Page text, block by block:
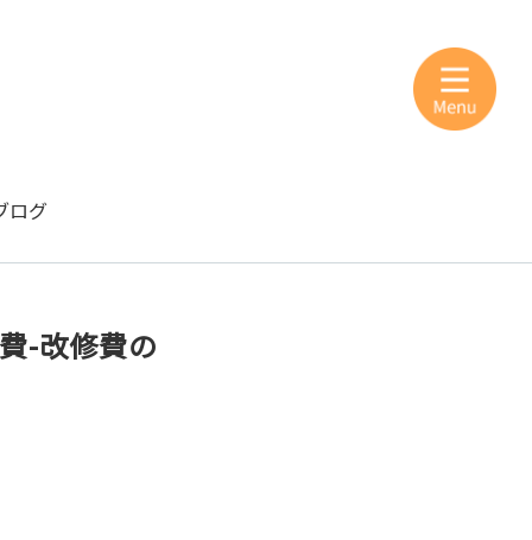
ログ
-改修費の